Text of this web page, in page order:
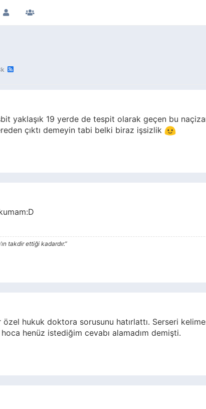
yaklaşık 19 yerde de tespit olarak geçen bu
çıktı demeyin tabi belki biraz işsizlik
takdir ettiği kadardır.”
hukuk doktora sorusunu hatırlattı. Serseri
henüz istediğim cevabı alamadım demişti.